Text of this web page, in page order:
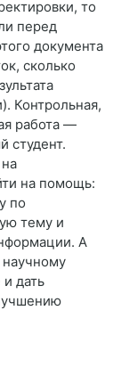
то
перед
документа
сколько
Контрольная,
работа —
студент.
на помощь:
по
тему и
А
дать